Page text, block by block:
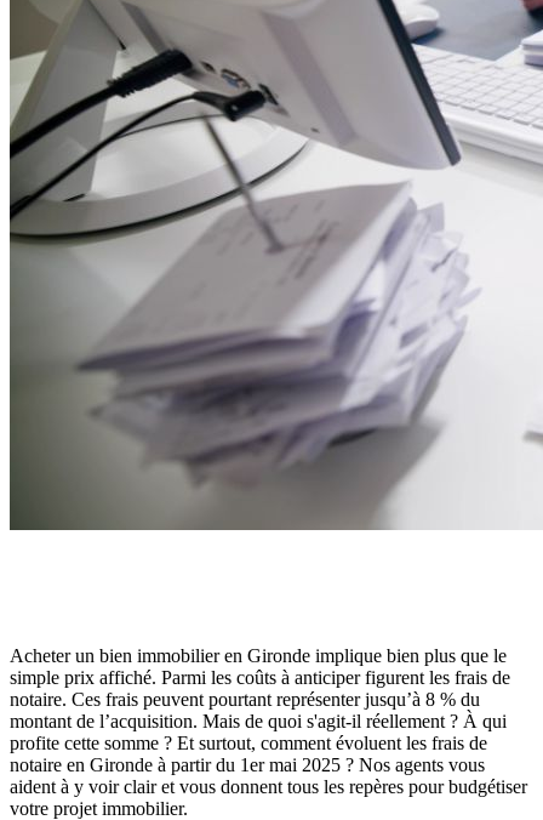
Acheter un bien immobilier en Gironde implique bien plus que le
simple prix affiché. Parmi les coûts à anticiper figurent les frais de
notaire. Ces frais peuvent pourtant représenter jusqu’à 8 % du
montant de l’acquisition. Mais de quoi s'agit-il réellement ? À qui
profite cette somme ? Et surtout, comment évoluent les frais de
notaire en Gironde à partir du 1er mai 2025 ? Nos agents vous
aident à y voir clair et vous donnent tous les repères pour budgétiser
votre projet immobilier.